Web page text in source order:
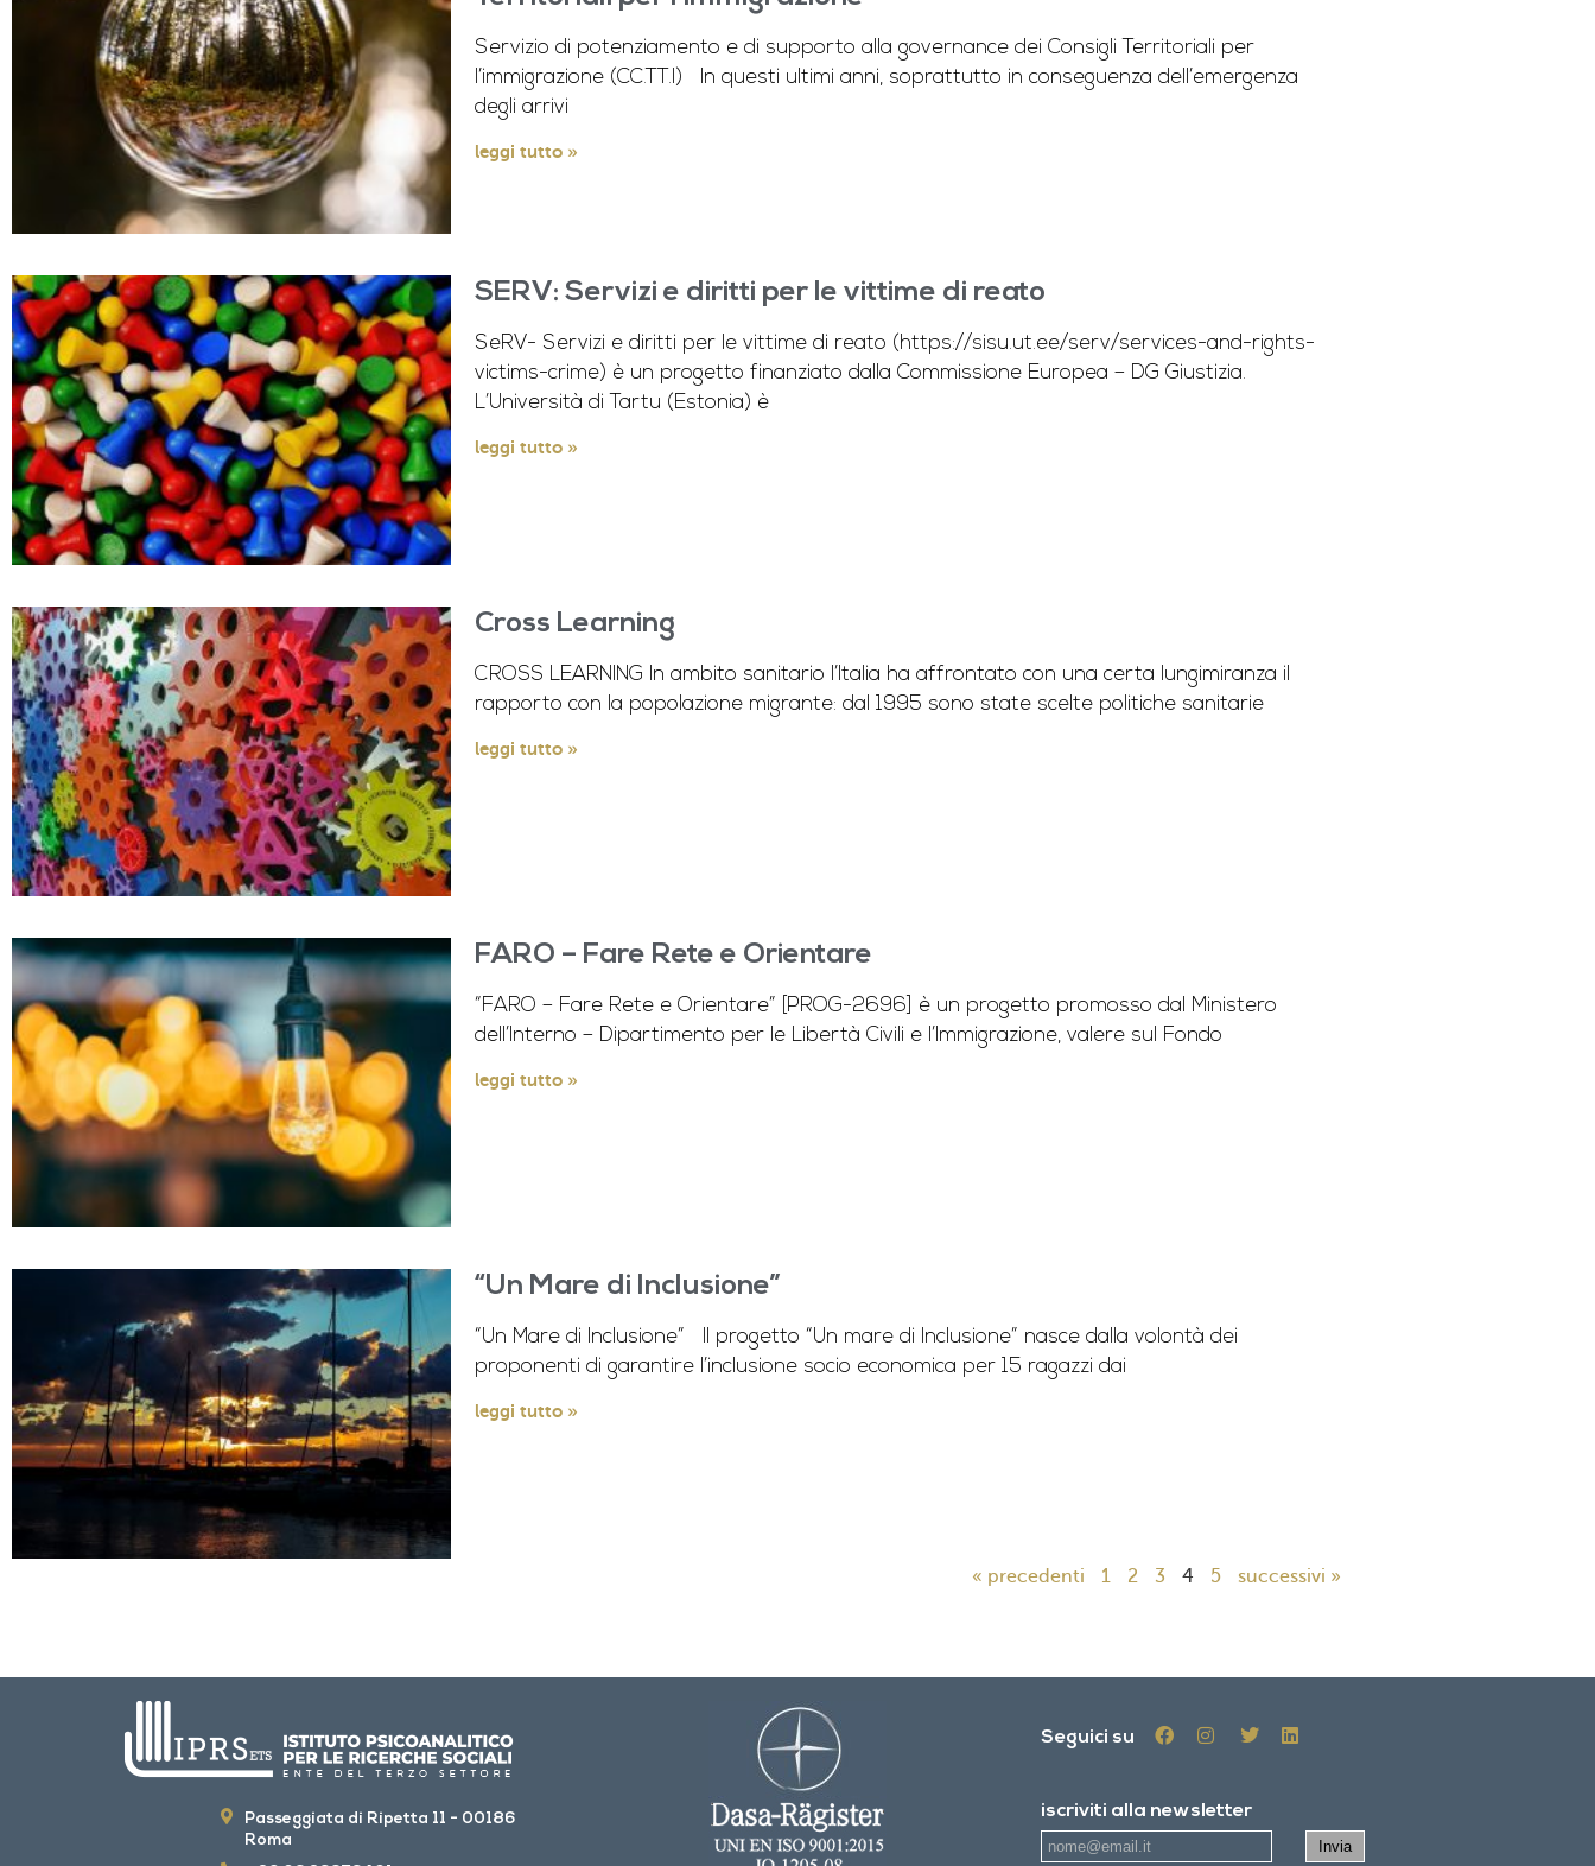
Servizio di potenziamento e di supporto alla governance dei Consigli Territoriali per
l’immigrazione (CC.TT.I) In questi ultimi anni, soprattutto in conseguenza dell’emergenza
degli arrivi
leggi tutto »
SERV: Servizi e diritti per le vittime di reato
SeRV- Servizi e diritti per le vittime di reato (https://sisu.ut.ee/serv/services-and-rights-
victims-crime) è un progetto finanziato dalla Commissione Europea – DG Giustizia.
L’Università di Tartu (Estonia) è
leggi tutto »
Cross Learning
CROSS LEARNING In ambito sanitario l’Italia ha affrontato con una certa lungimiranza il
rapporto con la popolazione migrante: dal 1995 sono state scelte politiche sanitarie
leggi tutto »
FARO – Fare Rete e Orientare
“FARO – Fare Rete e Orientare” [PROG-2696] è un progetto promosso dal Ministero
dell’Interno – Dipartimento per le Libertà Civili e l’Immigrazione, valere sul Fondo
leggi tutto »
“Un Mare di Inclusione”
“Un Mare di Inclusione” Il progetto “Un mare di Inclusione” nasce dalla volontà dei
proponenti di garantire l’inclusione socio economica per 15 ragazzi dai
leggi tutto »
« precedenti 1 2 3 4 5 successivi »
Passeggiata di Ripetta 11 - 00186
Roma
Seguici su
iscriviti alla newsletter